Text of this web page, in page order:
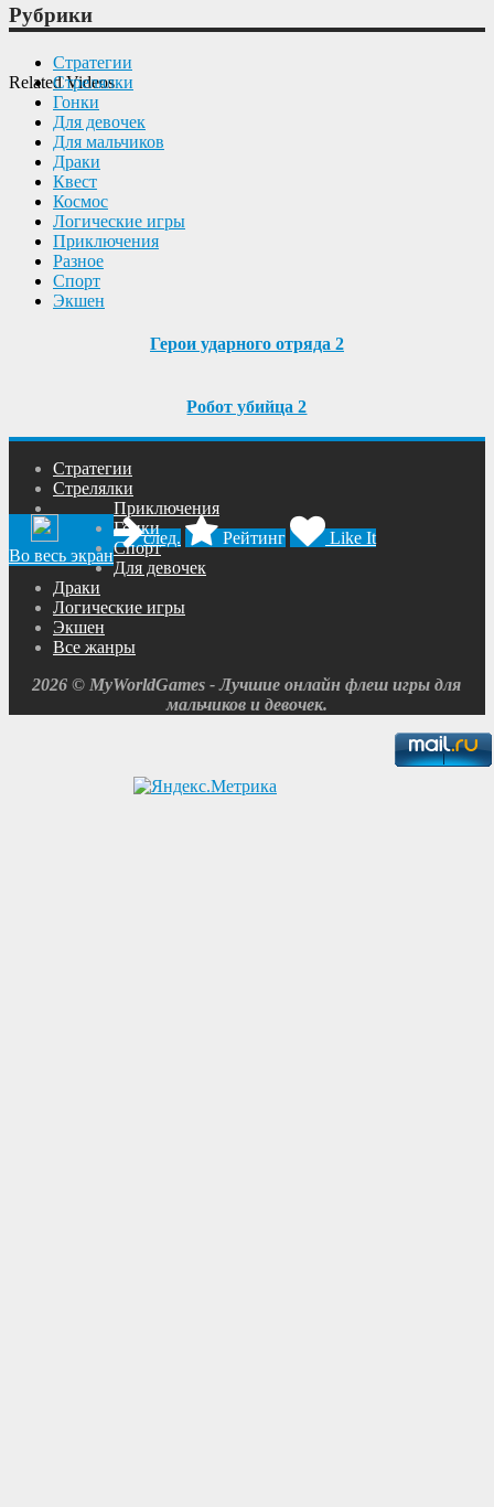
Related Videos
след. Рейтинг
Like It
Во весь экран
Рубрики
Cтратегии
Cтрелялки
Гонки
Для девочек
Для мальчиков
Драки
Квест
Космос
Логические игры
Приключения
Разное
Спорт
Экшен
Герои ударного отряда 2
Робот убийца 2
Cтратегии
Cтрелялки
Приключения
Гонки
Спорт
Для девочек
Драки
Логические игры
Экшен
Все жанры
2026 © MyWorldGames - Лучшие онлайн флеш игры для
мальчиков и девочек.